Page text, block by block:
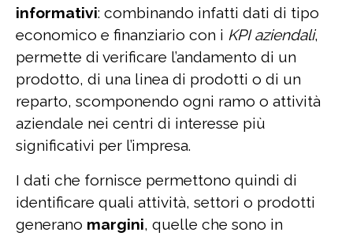
informativi: combinando infatti dati di tipo
economico e finanziario con i KPI aziendali,
permette di verificare l’andamento di un
prodotto, di una linea di prodotti o di un
reparto, scomponendo ogni ramo o attività
aziendale nei centri di interesse più
significativi per l’impresa.
I dati che fornisce permettono quindi di
identificare quali attività, settori o prodotti
generano margini, quelle che sono in